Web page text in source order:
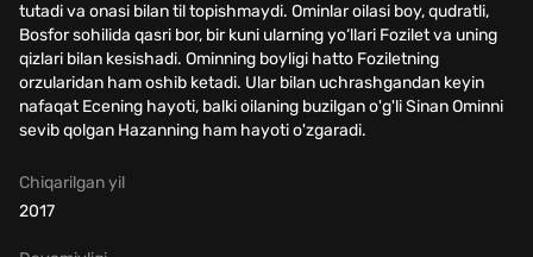
tutadi va onasi bilan til topishmaydi. Ominlar oilasi boy, qudratli,
Bosfor sohilida qasri bor, bir kuni ularning yo‘llari Fozilet va uning
qizlari bilan kesishadi. Ominning boyligi hatto Foziletning
orzularidan ham oshib ketadi. Ular bilan uchrashgandan keyin
nafaqat Ecening hayoti, balki oilaning buzilgan o'g'li Sinan Ominni
sevib qolgan Hazanning ham hayoti o'zgaradi.
Chiqarilgan yil
2017